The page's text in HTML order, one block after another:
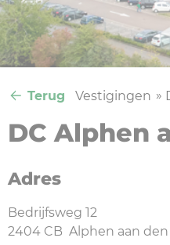
Terug Vestigingen
DC Alphen
Adres
Bedrijfsweg 12
2404 CB Alphen aan den